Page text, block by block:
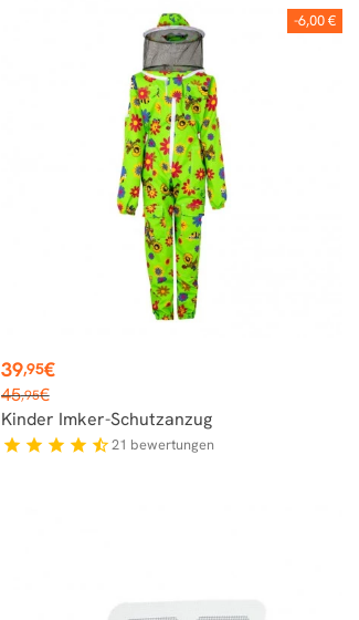
-6,00 €
Preis
39,95€
Verkaufspreis
45,95€
Kinder Imker-Schutzanzug
star star star star star_half21 bewertungen